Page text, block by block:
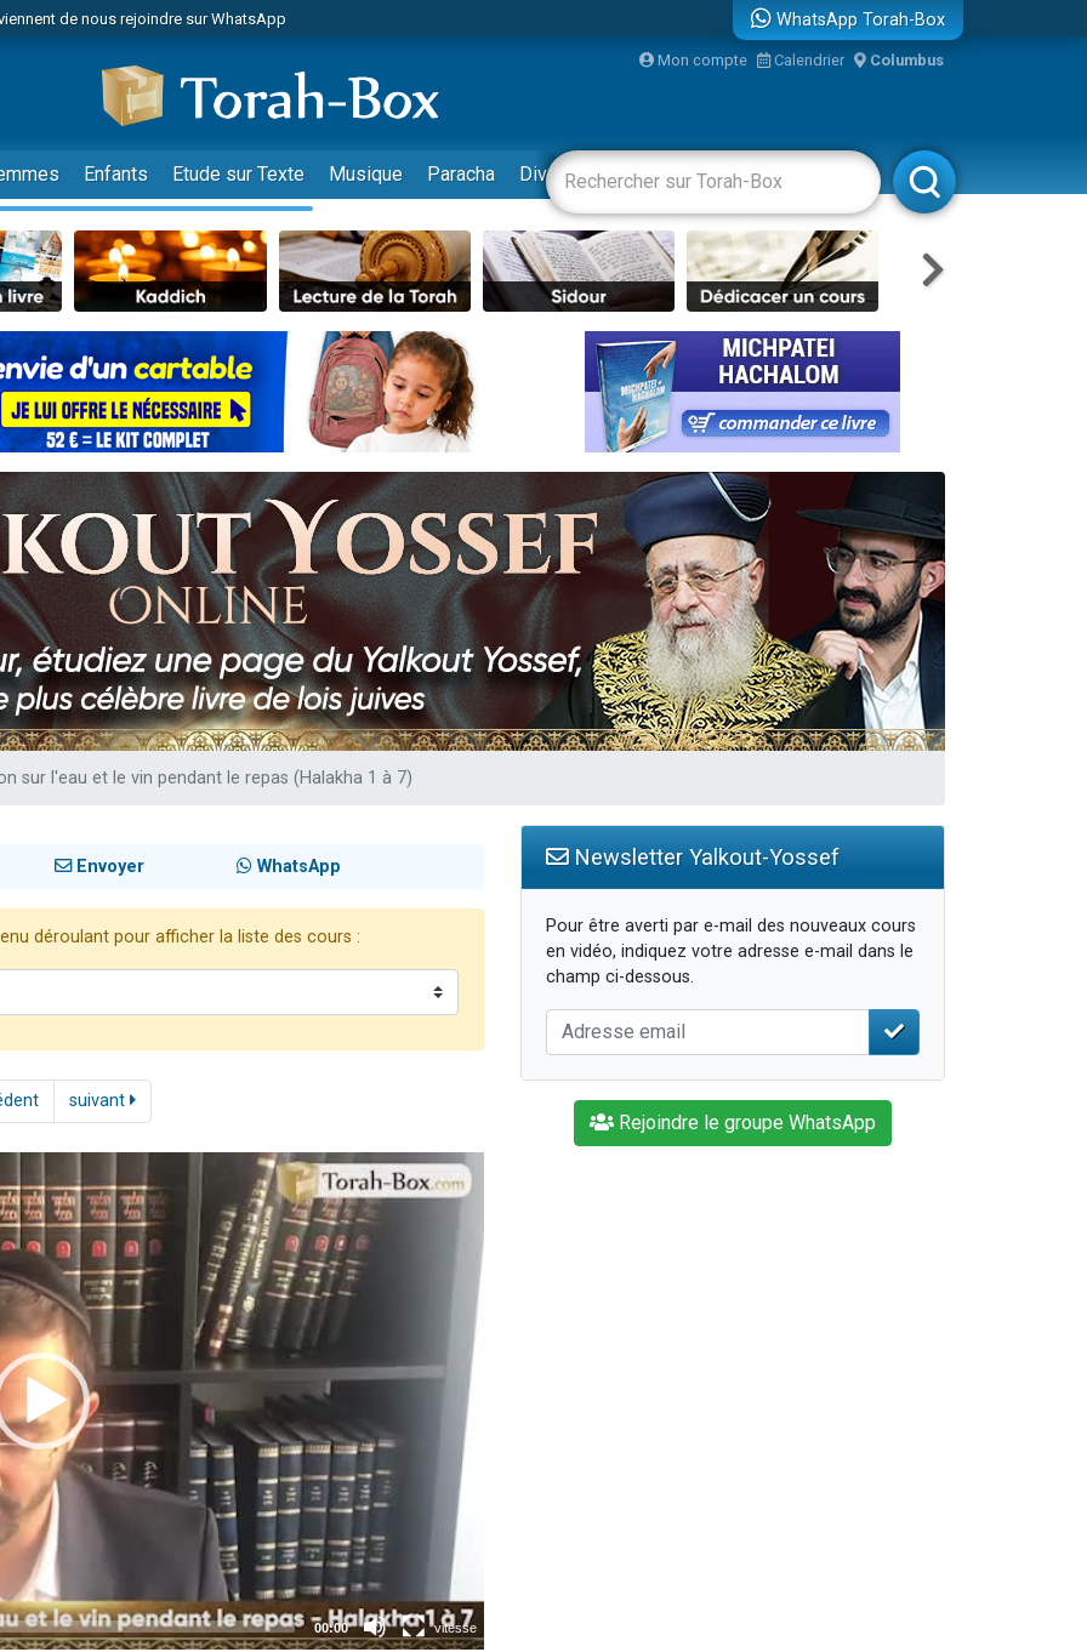
de nous rejoindre sur WhatsApp
viennent de faire un don pour Diane, 80 ans, dans un appartement insalubre
places pour étudier en groupe sur Zoom
de nous rejoindre sur WhatsApp
viennent de demander une bénédiction
places pour étudier en groupe sur Zoom
de nous rejoindre sur WhatsApp
de nous rejoindre sur WhatsApp
viennent de faire un don pour Reloger Rivka, 6 enfants, victime de violences...
viennent de faire un don pour 1 Journée de Vacances Pour les Enfants
de nous rejoindre sur WhatsApp
viennent de demander une bénédiction
places pour étudier en groupe sur Zoom
son Maasser
de nous rejoindre sur WhatsApp
de nous rejoindre sur WhatsApp
viennent de faire un don pour 5 jours de vacances aux Orphelins
donner son Maasser
viennent de faire un don pour Tsédaka : pauvres d'Israel
WhatsApp Torah-Box
Mon compte Calendrier Columbus
Enfants Etude sur Texte Musique Paracha Divertissements Livres Rabbanim
sur l'eau et le vin pendant le repas (Halakha 1 à 7)
Envoyer WhatsApp
déroulant pour afficher la liste des cours :
suivant
Newsletter Yalkout-Yossef
Pour être averti par e-mail des nouveaux cours
en vidéo, indiquez votre adresse e-mail dans le
champ ci-dessous.
Rejoindre le groupe WhatsApp